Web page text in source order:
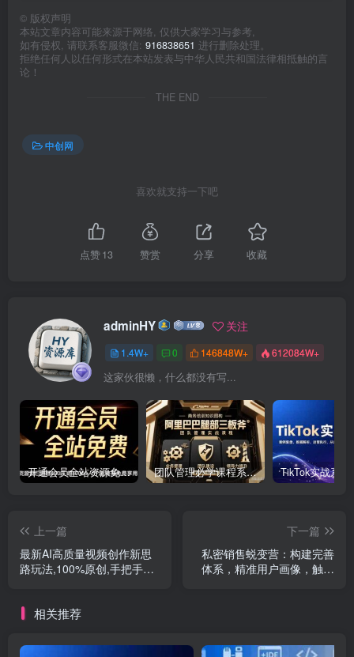
© 版权声明
本站文章内容可能来源于网络, 仅供大家学习与参考,
如有侵权, 请联系客服微信: 916838651 进行删除处理。
拒绝任何人以任何形式在本站发表与中华人民共和国法律相抵触的言
论！
THE END
中创网
喜欢就支持一下吧
点赞13 赞赏 分享 收藏
adminHY 关注
1.4W+ 0 146848W+ 612084W+
这家伙很懒，什么都没有写...
开通会员全站资源免费下载 开通VIP会员 HY资源库 团队管理必学课程系列，阿里巴巴“腿部三板斧”
上一篇
最新AI高质量视频创作新思
路玩法,100%原创,手把手教
下一篇
私密销售蜕变营：构建完善
体系，精准用户画像，触点
相关推荐